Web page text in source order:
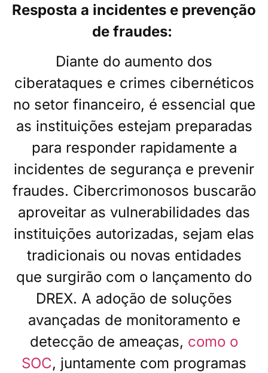
Resposta a incidentes e prevenção
de fraudes:
Diante do aumento dos
ciberataques e crimes cibernéticos
no setor financeiro, é essencial que
as instituições estejam preparadas
para responder rapidamente a
incidentes de segurança e prevenir
fraudes. Cibercrimonosos buscarão
aproveitar as vulnerabilidades das
instituições autorizadas, sejam elas
tradicionais ou novas entidades
que surgirão com o lançamento do
DREX. A adoção de soluções
avançadas de monitoramento e
detecção de ameaças, como o
SOC, juntamente com programas